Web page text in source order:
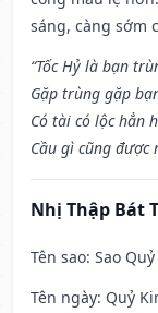
sáng, càng sớm
“Tốc Hỷ là bạn
Gặp trùng gặp
Có tài có lộc hẳn
Cầu gì cũng được
Nhị Thập Bát
Tên sao: Sao Quỷ
Tên ngày: Quỷ